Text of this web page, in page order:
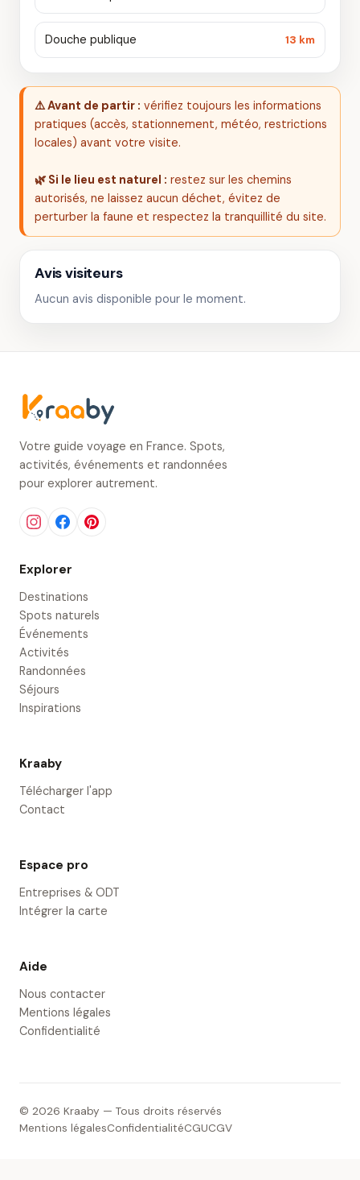
Douche publique 13 km
⚠️ Avant de partir : vérifiez toujours les informations
pratiques (accès, stationnement, météo, restrictions
locales) avant votre visite.
🌿 Si le lieu est naturel : restez sur les chemins
autorisés, ne laissez aucun déchet, évitez de
perturber la faune et respectez la tranquillité du site.
Avis visiteurs
Aucun avis disponible pour le moment.
Votre guide voyage en France. Spots,
activités, événements et randonnées
pour explorer autrement.
Explorer
Destinations
Spots naturels
Événements
Activités
Randonnées
Séjours
Inspirations
Kraaby
Télécharger l'app
Contact
Espace pro
Entreprises & ODT
Intégrer la carte
Aide
Nous contacter
Mentions légales
Confidentialité
© 2026 Kraaby — Tous droits réservés
Mentions légalesConfidentialitéCGUCGV